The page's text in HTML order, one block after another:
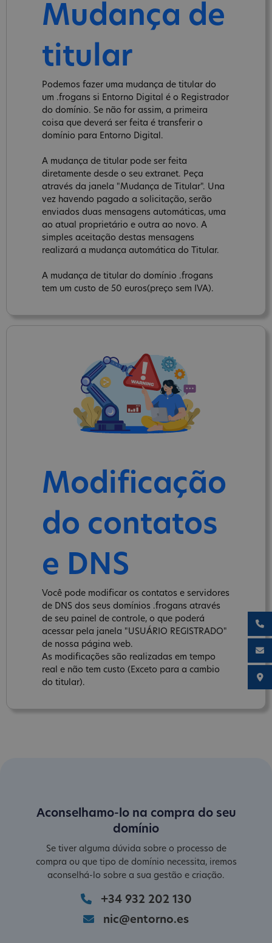
Mudança de
titular
Podemos fazer uma mudança de titular do
um .frogans si Entorno Digital é o Registrador
do domínio. Se não for assim, a primeira
coisa que deverá ser feita é transferir o
domínio para Entorno Digital.
A mudança de titular pode ser feita
diretamente desde o seu extranet. Peça
através da janela "Mudança de Titular". Una
vez havendo pagado a solicitação, serão
enviados duas mensagens automáticas, uma
ao atual proprietário e outra ao novo. A
simples aceitação destas mensagens
realizará a mudança automática do Titular.
A mudança de titular do domínio .frogans
tem um custo de 50 euros(preço sem IVA).
Modificação
do contatos
e DNS
Você pode modificar os contatos e servidores
de DNS dos seus domínios .frogans através
de seu painel de controle, o que poderá
acessar pela janela "USUÁRIO REGISTRADO"
de nossa página web.
As modificações são realizadas em tempo
real e não tem custo (Exceto para a cambio
do titular).
Aconselhamo-lo na compra do seu
domínio
Se tiver alguma dúvida sobre o processo de
compra ou que tipo de domínio necessita, iremos
aconselhá-lo sobre a sua gestão e criação.
+34 932 202 130
nic@entorno.es